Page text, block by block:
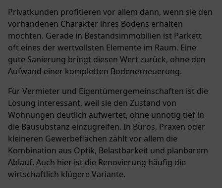
Privatkunden profitieren vor allem dann, wenn sie den
vorhandenen Charakter ihres Bodens erhalten
möchten. Gerade in Bestandsimmobilien ist Parkett
oft eines der wertvollsten Elemente im Raum. Eine
gute Sanierung bringt diesen Wert zurück, ohne den
Aufwand einer kompletten Bodenerneuerung.
Für Vermieter und Eigentümergemeinschaften ist die
Lösung interessant, weil sie den Zustand von
Wohnungen deutlich aufwertet, ohne unnötig tief in
die Bausubstanz einzugreifen. In Büros, Praxen oder
kleineren Gewerbeflächen zählt vor allem die
Kombination aus Optik, Belastbarkeit und planbarem
Ablauf. Auch hier ist die Renovierung häufig die
wirtschaftlich klügere Variante.